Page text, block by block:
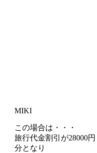
MIKI
この場合は・・・
旅行代金割引が28000
分となり